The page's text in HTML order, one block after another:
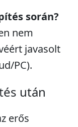
során?
nem
javasolt
PC).
után
erős